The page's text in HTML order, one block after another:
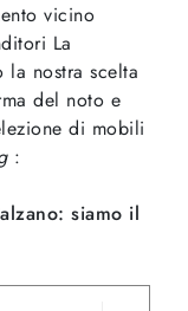
vicino
La
la nostra scelta
del noto e
di mobili
:
siamo il